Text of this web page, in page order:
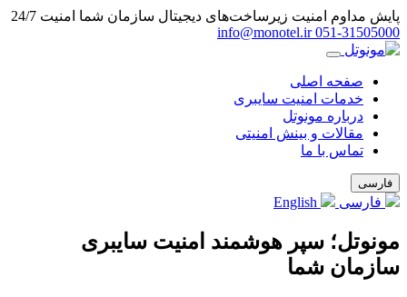
پایش مداوم امنیت زیرساخت‌های دیجیتال سازمان شما امنیت 24/7
info@monotel.ir 051‑31505000
صفحه اصلی
خدمات امنیت سایبری
درباره مونوتل
مقالات و بینش امنیتی
تماس با ما
فارسی
فارسی
مونوتل؛ سپر هوشمند امنیت سایبری
سازمان شما